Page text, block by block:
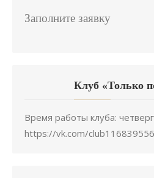
Заполните заявку
Клуб «Только
Время работы клуба:
https://vk.com/club116839556